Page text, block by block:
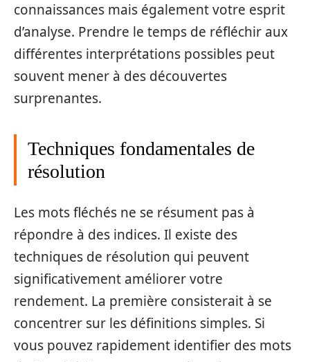
connaissances mais également votre esprit
d’analyse. Prendre le temps de réfléchir aux
différentes interprétations possibles peut
souvent mener à des découvertes
surprenantes.
Techniques fondamentales de
résolution
Les mots fléchés ne se résument pas à
répondre à des indices. Il existe des
techniques de résolution qui peuvent
significativement améliorer votre
rendement. La première consisterait à se
concentrer sur les définitions simples. Si
vous pouvez rapidement identifier des mots